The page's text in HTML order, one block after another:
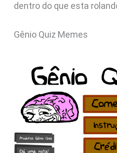
dentro do que esta
Gênio Quiz Memes